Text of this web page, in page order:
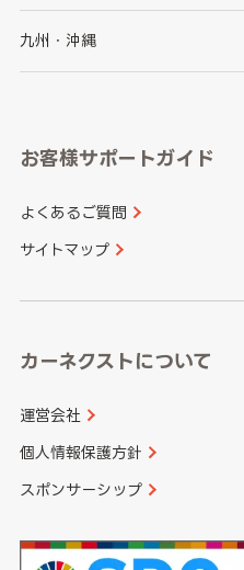
神奈川県
山梨県
愛知県
京都府
和歌山県
鳥取県
山口県
香川県
九州・沖縄
長崎県
大分県
お客様サポートガイド
よくあるご質問
サイトマップ
カーネクストについて
運営会社
個人情報保護方針
スポンサーシップ